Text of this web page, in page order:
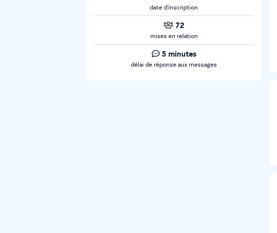
date d’inscription
72
mises en relation
5 minutes
délai de réponse aux messages